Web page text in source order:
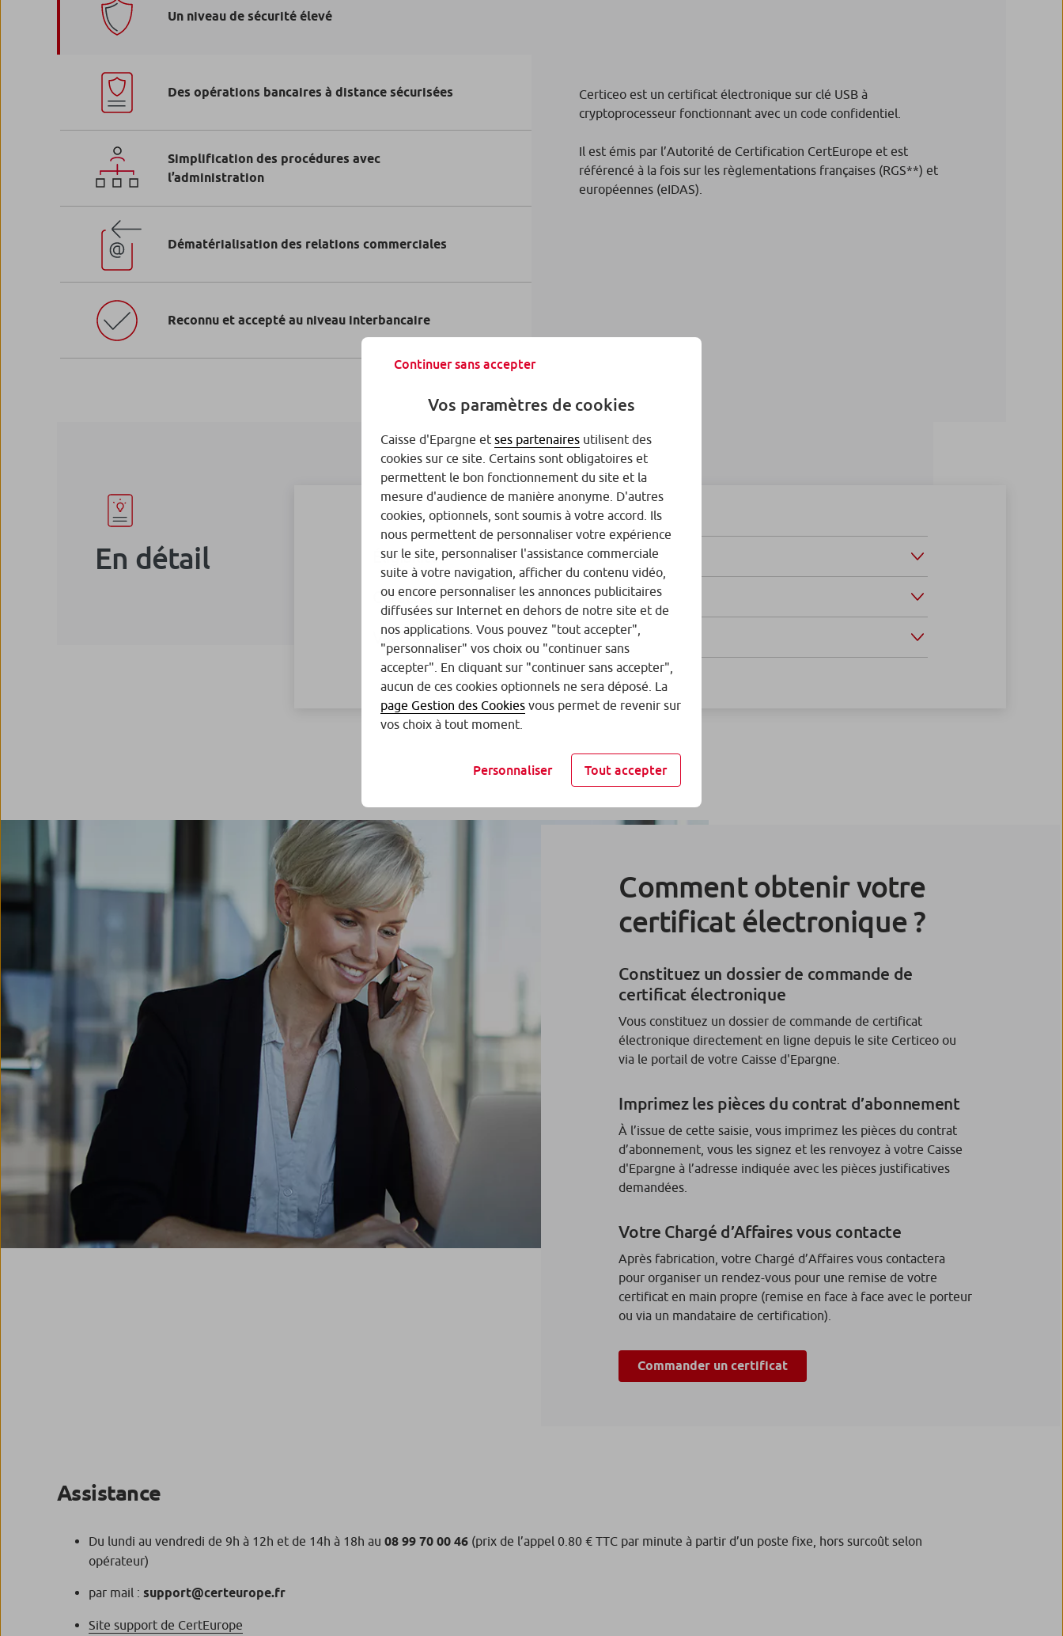
Un niveau de sécurité élevé
Des opérations bancaires à distance sécurisées
Simplification des procédures avec
l’administration
Dématérialisation des relations commerciales
Reconnu et accepté au niveau interbancaire
Certiceo est un certificat électronique sur clé USB à
cryptoprocesseur fonctionnant avec un code confidentiel.
Il est émis par l’Autorité de Certification CertEurope et est
référencé à la fois sur les règlementations françaises (RGS**) et
européennes (eIDAS).
En détail Éligibilité
Caractéristiques techniques
Validité
Comment obtenir votre
certificat électronique ?
Constituez un dossier de commande de
certificat électronique
Vous constituez un dossier de commande de certificat
électronique directement en ligne depuis le site Certiceo ou
via le portail de votre Caisse d'Epargne.
Imprimez les pièces du contrat d’abonnement
À l’issue de cette saisie, vous imprimez les pièces du contrat
d’abonnement, vous les signez et les renvoyez à votre Caisse
d'Epargne à l’adresse indiquée avec les pièces justificatives
demandées.
Votre Chargé d’Affaires vous contacte
Après fabrication, votre Chargé d’Affaires vous contactera
pour organiser un rendez-vous pour une remise de votre
certificat en main propre (remise en face à face avec le porteur
ou via un mandataire de certification).
Commander un certificat
Assistance
Du lundi au vendredi de 9h à 12h et de 14h à 18h au 08 99 70 00 46 (prix de l’appel 0.80 € TTC par minute à partir d’un poste fixe, hors surcoût selon
opérateur)
par mail : support@certeurope.fr
Site support de CertEurope
Continuer sans accepter
Vos paramètres de cookies
Caisse d'Epargne et ses partenaires utilisent des
cookies sur ce site. Certains sont obligatoires et
permettent le bon fonctionnement du site et la
mesure d'audience de manière anonyme. D'autres
cookies, optionnels, sont soumis à votre accord. Ils
nous permettent de personnaliser votre expérience
sur le site, personnaliser l'assistance commerciale
suite à votre navigation, afficher du contenu vidéo,
ou encore personnaliser les annonces publicitaires
diffusées sur Internet en dehors de notre site et de
nos applications. Vous pouvez "tout accepter",
"personnaliser" vos choix ou "continuer sans
accepter". En cliquant sur "continuer sans accepter",
aucun de ces cookies optionnels ne sera déposé. La
page Gestion des Cookies vous permet de revenir sur
vos choix à tout moment.
Personnaliser Tout accepter